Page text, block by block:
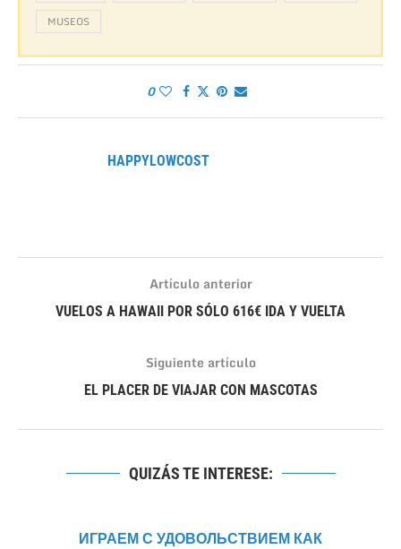
MUSEOS
0
HAPPYLOWCOST
Artículo anterior
VUELOS A HAWAII POR SÓLO 616€ IDA Y VUELTA
Siguiente artículo
EL PLACER DE VIAJAR CON MASCOTAS
QUIZÁS TE INTERESE:
ИГРАЕМ С УДОВОЛЬСТВИЕМ КАК